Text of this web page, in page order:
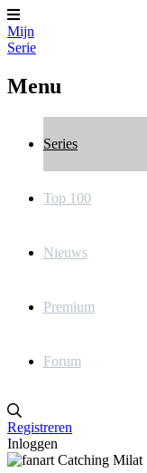
Mijn
Serie
Menu
Series
Top 100
Nieuws
Premium
Forum
Registreren
Inloggen